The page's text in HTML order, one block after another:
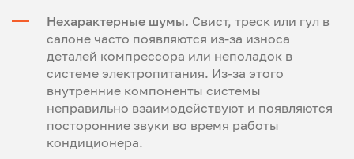
Нехарактерные шумы. Свист, треск или гул в
салоне часто появляются из-за износа
деталей компрессора или неполадок в
системе электропитания. Из-за этого
внутренние компоненты системы
неправильно взаимодействуют и появляются
посторонние звуки во время работы
кондиционера.